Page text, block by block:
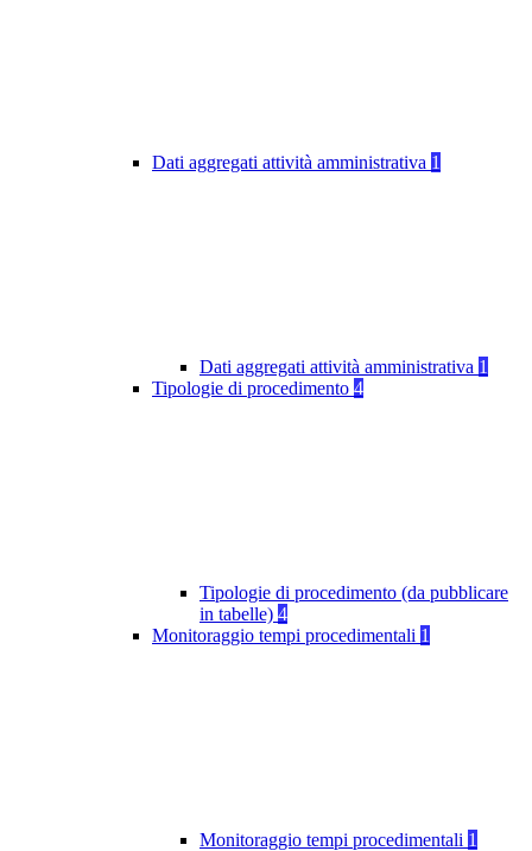
Dati aggregati attività amministrativa 1
Dati aggregati attività amministrativa 1
Tipologie di procedimento 4
Tipologie di procedimento (da pubblicare
in tabelle) 4
Monitoraggio tempi procedimentali 1
Monitoraggio tempi procedimentali 1